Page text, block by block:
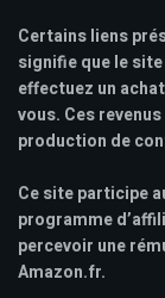
Certains liens
signifie que le
effectuez un
vous. Ces
production de
Ce site participe
programme
percevoir une
Amazon.fr.